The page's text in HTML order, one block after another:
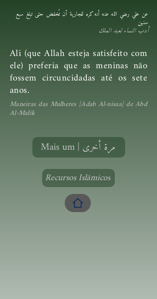
عن علي رضي الله عنه أنه كره للجارية أن تُخفض حتى تبلغ سبع
سنين
أدب النساء لعبد الملك
Ali (que Allah esteja satisfeito com
ele) preferia que as meninas não
fossem circuncidadas até os sete
anos.
Maneiras das Mulheres [Adab Al-nisaa] de Abd
Al-Malik
Mais um | مرة أخرى
Recursos Islâmicos